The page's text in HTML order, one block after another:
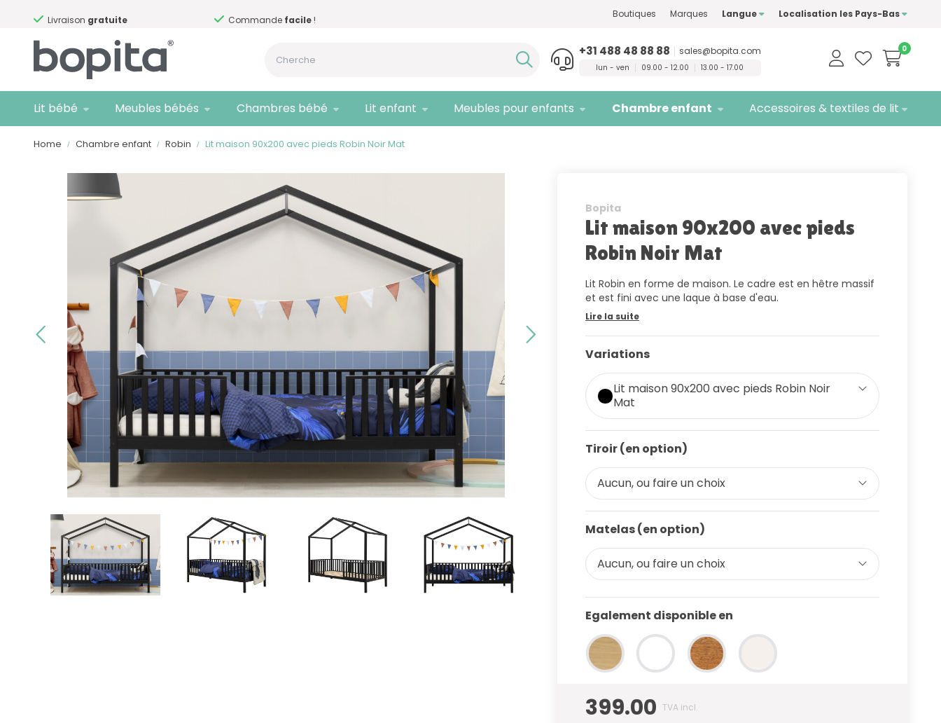
Livraison gratuite Commande facile!
Seulement des marques de
qualité
Livraisongratuite
Boutiques Marques Langue Localisation les Pays-Bas
0
+31 488 48 88 88 sales@bopita.com
lun - ven 09.00 - 12.00 13.00 - 17.00
Lit bébé Meubles bébés Chambres bébé Lit enfant Meubles pour enfants Chambre enfant Accessoires & textiles de lit
Home Chambre enfant Robin Lit maison 90x200 avec pieds Robin Noir Mat
Bopita
Lit maison 90x200 avec pieds
Robin Noir Mat
Lit Robin en forme de maison. Le cadre est en hêtre massif
et est fini avec une laque à base d'eau.
Lire la suite
Variations
Lit maison 90x200 avec pieds Robin Noir
Mat
Tiroir (en option)
Aucun, ou faire un choix
Matelas (en option)
Aucun, ou faire un choix
Egalement disponible en
399.00 TVA incl.